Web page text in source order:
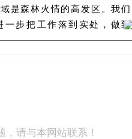
是森林火情的高发区。我们
一步把工作落到实处，做到
请与本网站联系！